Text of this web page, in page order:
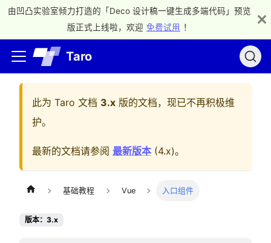
由凹凸实验室倾力打造的「Deco 设计稿一键生成多端代码」预览
版正式上线啦，欢迎 免费试用 ！
Taro
此为 Taro 文档 3.x 版的文档，现已不再积极维
护。
最新的文档请参阅 最新版本 (4.x)。
基础教程 Vue 入口组件
版本：3.x